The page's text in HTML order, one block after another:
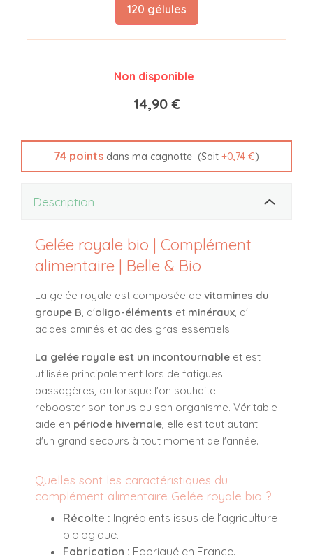
120 gélules
Non disponible
14,90 €
74 points dans ma cagnotte (Soit +0,74 €)
Description
Gelée royale bio | Complément
alimentaire | Belle & Bio
La gelée royale est composée de vitamines du
groupe B, d'oligo-éléments et minéraux, d'
acides aminés et acides gras essentiels.
La gelée royale est un incontournable et est
utilisée principalement lors de fatigues
passagères, ou lorsque l'on souhaite
rebooster son tonus ou son organisme. Véritable
aide en période hivernale, elle est tout autant
d'un grand secours à tout moment de l'année.
Quelles sont les caractéristiques du
complément alimentaire Gelée royale bio ?
Récolte : Ingrédients issus de l’agriculture
biologique.
Fabrication : Fabriqué en France.